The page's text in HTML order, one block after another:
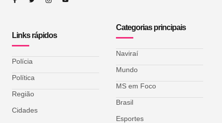
Links rápidos
Polícia
Política
Região
Cidades
Categorias principais
Naviraí
Mundo
MS em Foco
Brasil
Esportes